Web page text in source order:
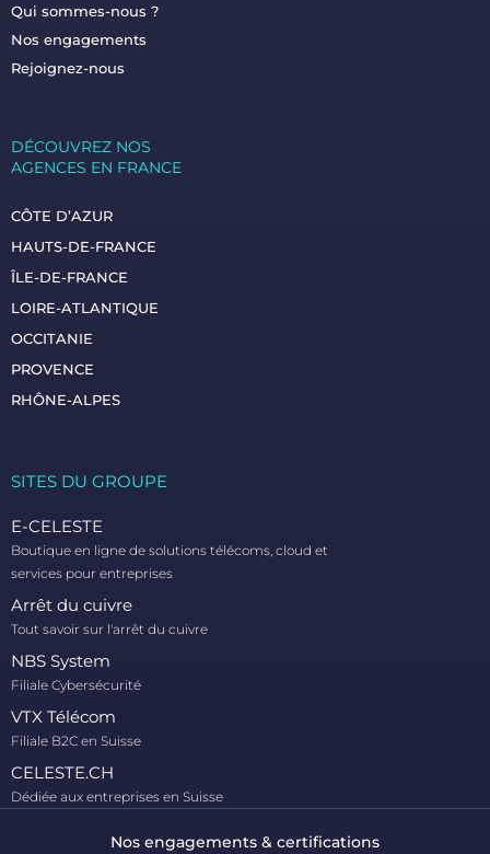
Qui sommes-nous ?
Nos engagements
Rejoignez-nous
DÉCOUVREZ NOS
AGENCES EN FRANCE
CÔTE D’AZUR
HAUTS-DE-FRANCE
ÎLE-DE-FRANCE
LOIRE-ATLANTIQUE
OCCITANIE
PROVENCE
RHÔNE-ALPES
SITES DU GROUPE​
E-CELESTE
Boutique en ligne de solutions télécoms, cloud et
services pour entreprises
Arrêt du cuivre
Tout savoir sur l'arrêt du cuivre
NBS System
Filiale Cybersécurité
VTX Télécom
Filiale B2C en Suisse
CELESTE.CH
Dédiée aux entreprises en Suisse
Nos engagements & certifications